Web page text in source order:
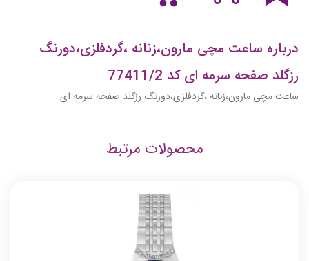
درباره ساعت مچی مارون،زنانه ،گردفلزی،دورنگ
رزگلد صفحه سرمه ای کد 77411/2
ساعت مچی مارون،زنانه ،گردفلزی،دورنگ رزگلد صفحه سرمه ای
محصولات مرتبط